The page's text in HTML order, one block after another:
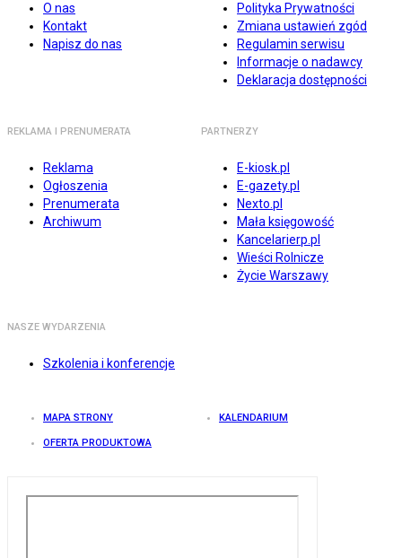
O nas
Kontakt
Napisz do nas
Polityka Prywatności
Zmiana ustawień zgód
Regulamin serwisu
Informacje o nadawcy
Deklaracja dostępności
REKLAMA I PRENUMERATA
Reklama
Ogłoszenia
Prenumerata
Archiwum
PARTNERZY
E-kiosk.pl
E-gazety.pl
Nexto.pl
Mała księgowość
Kancelarierp.pl
Wieści Rolnicze
Życie Warszawy
NASZE WYDARZENIA
Szkolenia i konferencje
MAPA STRONY KALENDARIUM
OFERTA PRODUKTOWA